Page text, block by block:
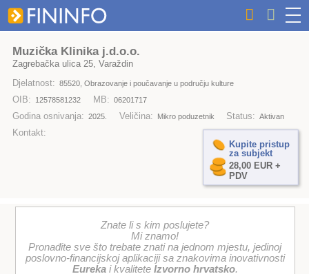
Muzička Klinika j.d.o.o.
Zagrebačka ulica 25, Varaždin
Djelatnost: 85520, Obrazovanje i poučavanje u području kulture
OIB: 12578581232 MB: 06201717
Godina osnivanja: 2025. Veličina: Mikro poduzetnik Status: Aktivan
Kontakt:
Kupite pristup
za subjekt
28,00 EUR +
PDV
Znate li s kim poslujete?
Mi znamo!
Pronađite sve što trebate znati na jednom mjestu, jedinoj
poslovno-financijskoj aplikaciji sa znakovima inovativnosti
Eurekai kvalitete Izvorno hrvatsko.